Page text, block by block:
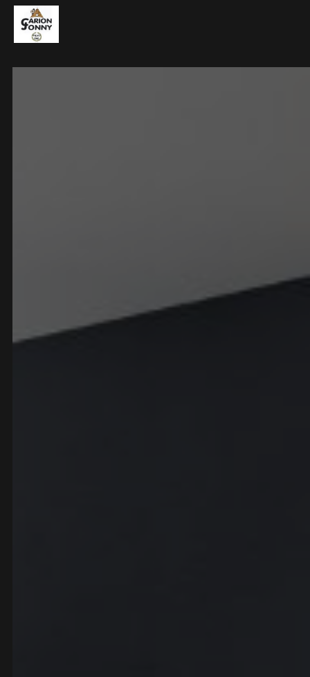
Panneau de gestion des cookies